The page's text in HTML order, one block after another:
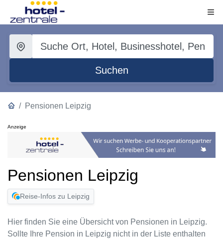
Suchen
Pensionen Leipzig
Anzeige
Pensionen Leipzig
Reise-Infos zu Leipzig
Hier finden Sie eine Übersicht von Pensionen in Leipzig.
Sollte Ihre Pension in Leipzig nicht in der Liste enthalten